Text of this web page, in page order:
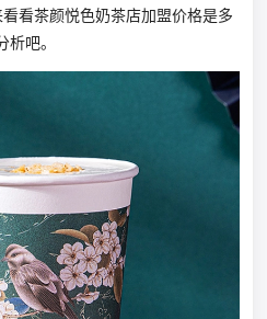
看茶颜悦色奶茶店加盟价格是多
吧。